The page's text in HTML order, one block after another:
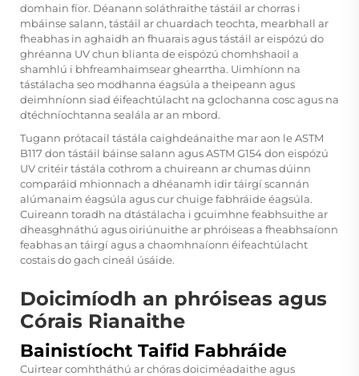
domhain fíor. Déanann soláthraithe tástáil ar chorras i
mbáinse salann, tástáil ar chuardach teochta, mearbhall ar
fheabhas in aghaidh an fhuarais agus tástáil ar eispózú do
ghréanna UV chun blianta de eispózú chomhshaoil a
shamhlú i bhfreamhaimsear ghearrtha. Uimhíonn na
tástálacha seo modhanna éagsúla a theipeann agus
deimhníonn siad éifeachtúlacht na gclochanna cosc agus na
dtéchníochtanna sealála ar an mbord.
Tugann prótacail tástála caighdeánaithe mar aon le ASTM
B117 don tástáil báinse salann agus ASTM G154 don eispózú
UV critéir tástála cothrom a chuireann ar chumas dúinn
comparáid mhionnach a dhéanamh idir táirgí scannán
alúmanaim éagsúla agus cur chuige fabhráide éagsúla.
Cuireann toradh na dtástálacha i gcuimhne feabhsuithe ar
dheasghnáthú agus oiriúnuithe ar phróiseas a fheabhsaíonn
feabhas an táirgí agus a chaomhnaíonn éifeachtúlacht
costais do gach cineál úsáide.
Doicimíodh an phróiseas agus
Córais Rianaithe
Bainistíocht Taifid Fabhráide
Cuirtear comhtháthú ar chóras doiciméadaithe agus